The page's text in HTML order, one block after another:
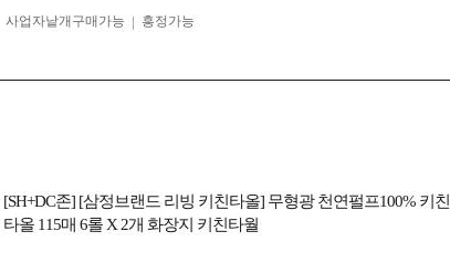
사업자 낱개구매가능
흥정가능
[SH+DC존] [삼정브랜드 리빙 키친타올] 무형광 천연펄프100% 키친
타올 115매 6롤 X 2개 화장지 키친타월